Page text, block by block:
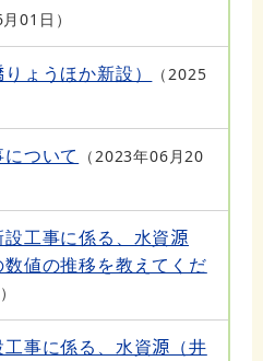
01日
ょうほか新設）
2025
ついて
2023年06月20
工事に係る、水資源
数値の推移を教えてくだ
事に係る、水資源（井